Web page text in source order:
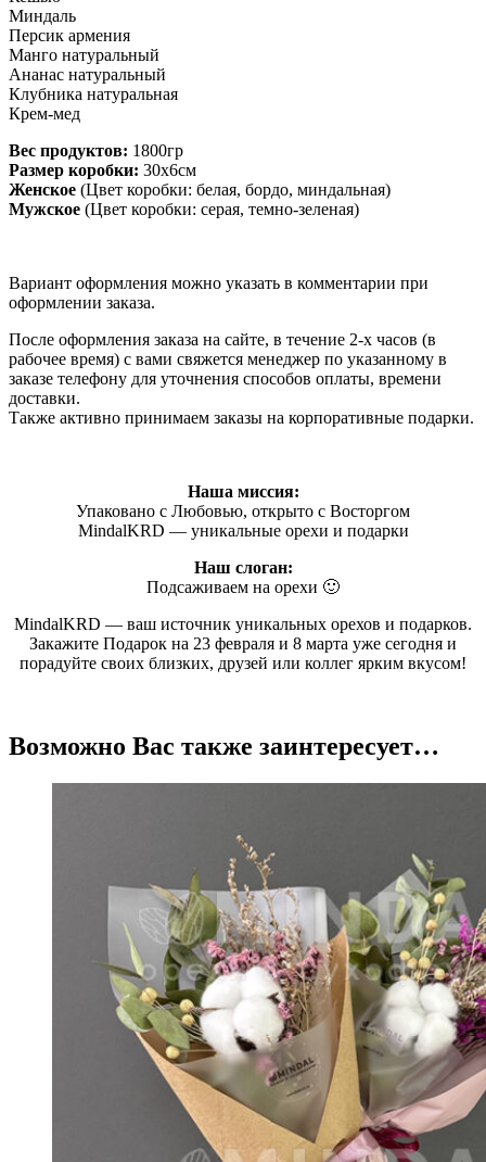
Миндаль
Персик армения
Манго натуральный
Ананас натуральный
Клубника натуральная
Крем-мед
Вес продуктов: 1800гр
Размер коробки: 30х6см
Женское (Цвет коробки: белая, бордо, миндальная)
Мужское (Цвет коробки: серая, темно-зеленая)
Вариант оформления можно указать в комментарии при
оформлении заказа.
После оформления заказа на сайте, в течение 2-х часов (в
рабочее время) с вами свяжется менеджер по указанному в
заказе телефону для уточнения способов оплаты, времени
доставки.
Также активно принимаем заказы на корпоративные подарки.
Наша миссия:
Упаковано с Любовью, открыто с Восторгом
MindalKRD — уникальные орехи и подарки
Наш слоган:
Подсаживаем на орехи 🙂
MindalKRD — ваш источник уникальных орехов и подарков.
Закажите Подарок на 23 февраля и 8 марта уже сегодня и
порадуйте своих близких, друзей или коллег ярким вкусом!
Возможно Вас также заинтересует…